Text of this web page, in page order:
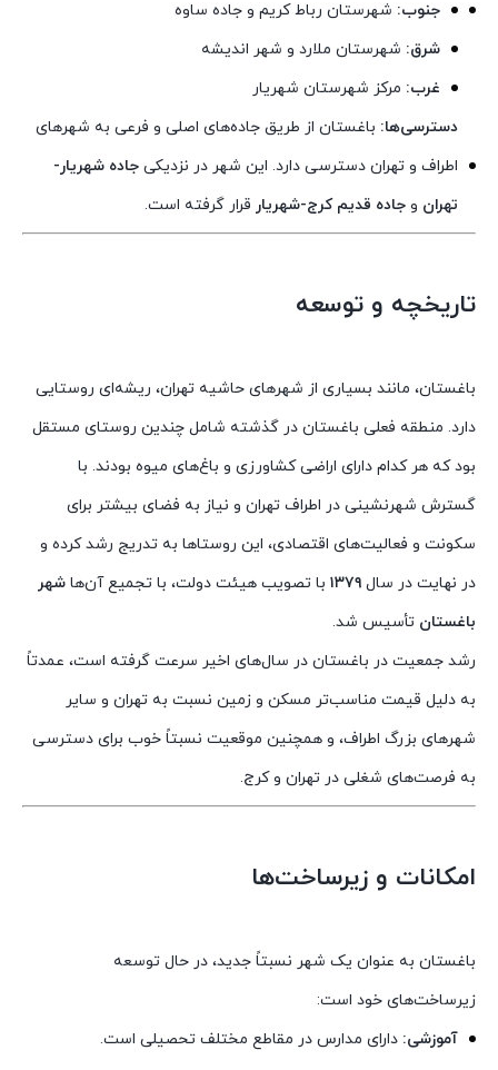
جنوب: شهرستان رباط کریم و جاده ساوه
شرق: شهرستان ملارد و شهر اندیشه
غرب: مرکز شهرستان شهریار
دسترسی‌ها: باغستان از طریق جاده‌های اصلی و فرعی به شهرهای
اطراف و تهران دسترسی دارد. این شهر در نزدیکی جاده شهریار-
تهران و جاده قدیم کرج-شهریار قرار گرفته است.
تاریخچه و توسعه
باغستان، مانند بسیاری از شهرهای حاشیه تهران، ریشه‌ای روستایی
دارد. منطقه فعلی باغستان در گذشته شامل چندین روستای مستقل
بود که هر کدام دارای اراضی کشاورزی و باغ‌های میوه بودند. با
گسترش شهرنشینی در اطراف تهران و نیاز به فضای بیشتر برای
سکونت و فعالیت‌های اقتصادی، این روستاها به تدریج رشد کرده و
در نهایت در سال ۱۳۷۹ با تصویب هیئت دولت، با تجمیع آن‌ها شهر
باغستان تأسیس شد.
رشد جمعیت در باغستان در سال‌های اخیر سرعت گرفته است، عمدتاً
به دلیل قیمت مناسب‌تر مسکن و زمین نسبت به تهران و سایر
شهرهای بزرگ اطراف، و همچنین موقعیت نسبتاً خوب برای دسترسی
به فرصت‌های شغلی در تهران و کرج.
امکانات و زیرساخت‌ها
باغستان به عنوان یک شهر نسبتاً جدید، در حال توسعه
زیرساخت‌های خود است:
آموزشی: دارای مدارس در مقاطع مختلف تحصیلی است.